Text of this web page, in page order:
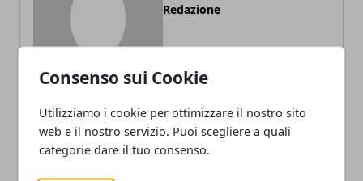
Consenso sui Cookie
Utilizziamo i cookie per ottimizzare il nostro sito
web e il nostro servizio. Puoi scegliere a quali
categorie dare il tuo consenso.
Redazione
ARTICOLI CORRELATI